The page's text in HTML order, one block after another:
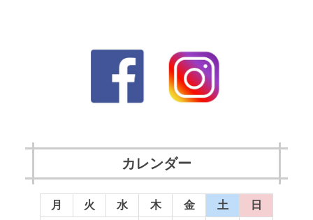
カレンダー
月 火 水 木 金 土
日